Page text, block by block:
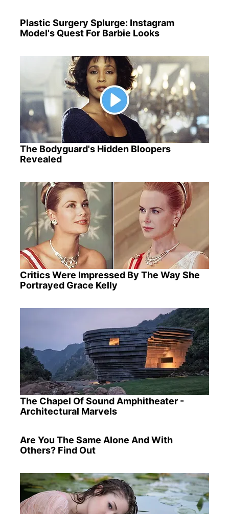
Plastic Surgery Splurge: Instagram
Model's Quest For Barbie Looks
The Bodyguard's Hidden Bloopers
Revealed
Critics Were Impressed By The Way She
Portrayed Grace Kelly
The Chapel Of Sound Amphitheater -
Architectural Marvels
Are You The Same Alone And With
Others? Find Out